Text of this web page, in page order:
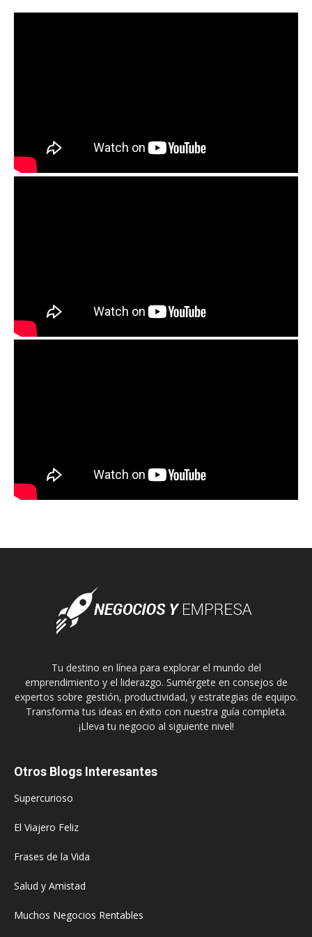
Tu destino en línea para explorar el mundo del
emprendimiento y el liderazgo. Sumérgete en consejos de
expertos sobre gestión, productividad, y estrategias de equipo.
Transforma tus ideas en éxito con nuestra guía completa.
¡Lleva tu negocio al siguiente nivel!
Otros Blogs Interesantes
Supercurioso
El Viajero Feliz
Frases de la Vida
Salud y Amistad
Muchos Negocios Rentables